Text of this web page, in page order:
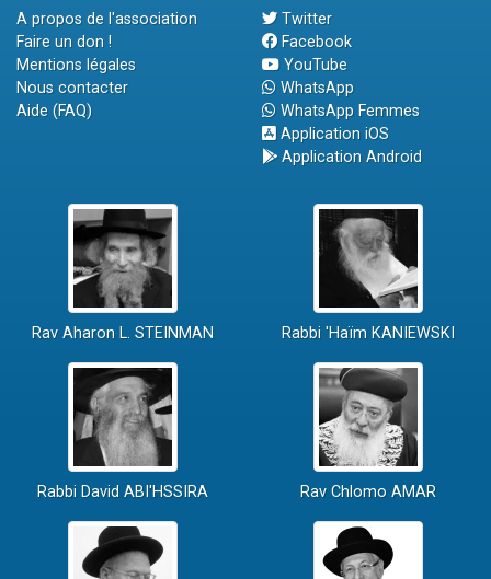
A propos de l'association
Faire un don !
Mentions légales
Nous contacter
Aide (FAQ)
Twitter
Facebook
YouTube
WhatsApp
WhatsApp Femmes
Application iOS
Application Android
Rav Aharon L. STEINMAN Rabbi 'Haïm KANIEWSKI
Rabbi David ABI'HSSIRA Rav Chlomo AMAR